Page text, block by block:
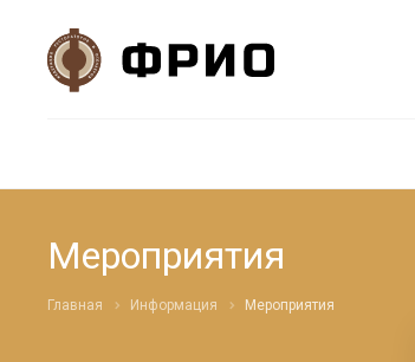
Мероприятия
Главная Информация Мероприятия